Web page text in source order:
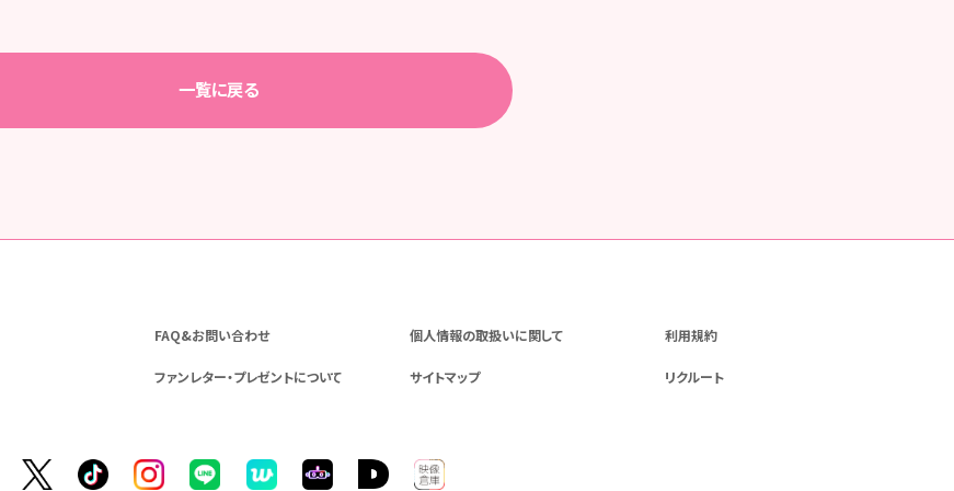
一覧に戻る
FAQ&お問い合わせ 個人情報の取扱いに関して 利用規約
ファンレター・プレゼントについて サイトマップ リクルート